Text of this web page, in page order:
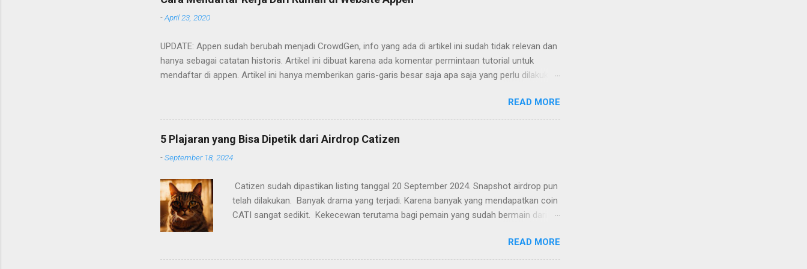
-April 23, 2020
UPDATE: Appen sudah berubah menjadi CrowdGen, info yang ada di artikel ini sudah tidak relevan dan
hanya sebagai catatan historis. Artikel ini dibuat karena ada komentar permintaan tutorial untuk
mendaftar di appen. Artikel ini hanya memberikan garis-garis besar saja apa saja yang perlu dilakukan.
READ MORE
5 Plajaran yang Bisa Dipetik dari Airdrop Catizen
-September 18, 2024
Catizen sudah dipastikan listing tanggal 20 September 2024. Snapshot airdrop pun
telah dilakukan. Banyak drama yang terjadi. Karena banyak yang mendapatkan coin
CATI sangat sedikit. Kekecewan terutama bagi pemain yang sudah bermain dari
device yang rusak. Banyak juga yang senang dengan hasil airdrop, karena
mendapatkan sesuai dengan banyaknya dana yang dikeluarkan selama bermain
READ MORE